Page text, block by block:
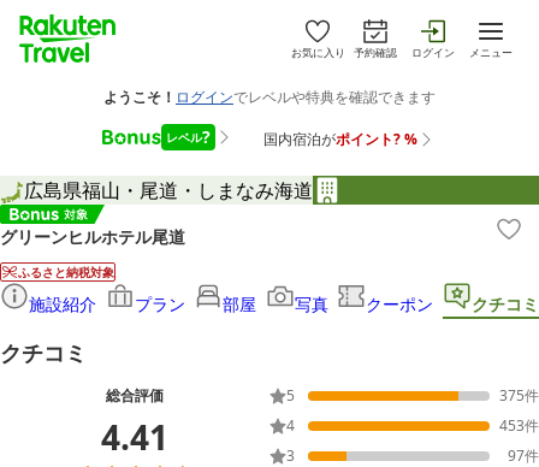
お気に入り 予約確認 ログイン メニュー
広島県福山・尾道・しまなみ海道
グリーンヒルホテル尾道
ふるさと納税対象
施設紹介 プラン 部屋 写真 クーポン クチコミ
クチコミ
総合評価
4.41
5 375件
4
453件
3
97件